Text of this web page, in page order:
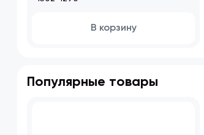
В корзину
Популярные товары